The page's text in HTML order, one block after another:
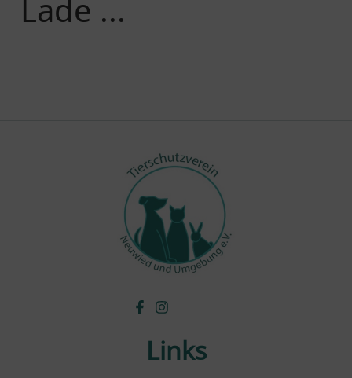
Lade ...
Links